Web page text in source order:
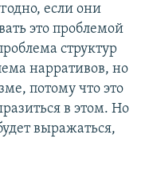
если они
это проблемой
структур
нарративов, но
потому что это
в этом. Но
выражаться,